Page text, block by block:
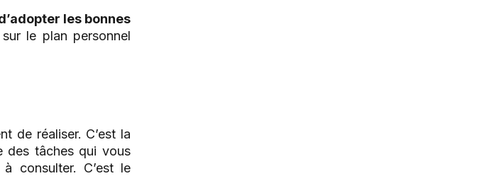
les bonnes
le plan personnel
de réaliser. C’est la
des tâches qui vous
consulter. C’est le